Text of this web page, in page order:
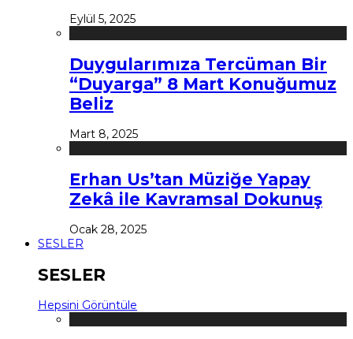
Eylül 5, 2025
Duygularımıza Tercüman Bir
“Duyarga” 8 Mart Konuğumuz
Beliz
Mart 8, 2025
Erhan Us’tan Müziğe Yapay
Zekâ ile Kavramsal Dokunuş
Ocak 28, 2025
SESLER
SESLER
Hepsini Görüntüle